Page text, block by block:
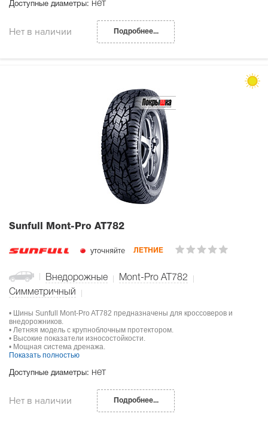
Доступные диаметры: нет
Нет в наличии Подробнее...
Sunfull Mont-Pro AT782
уточняйте ЛЕТНИЕ
Внедорожные
Mont-Pro AT782
Симметричный
• Шины Sunfull Mont-Pro AT782 предназначены для кроссоверов и
внедорожников.
• Летняя модель с крупноблочным протектором.
• Высокие показатели износостойкости.
• Мощная система дренажа.
Показать полностью
Доступные диаметры: нет
Нет в наличии Подробнее...